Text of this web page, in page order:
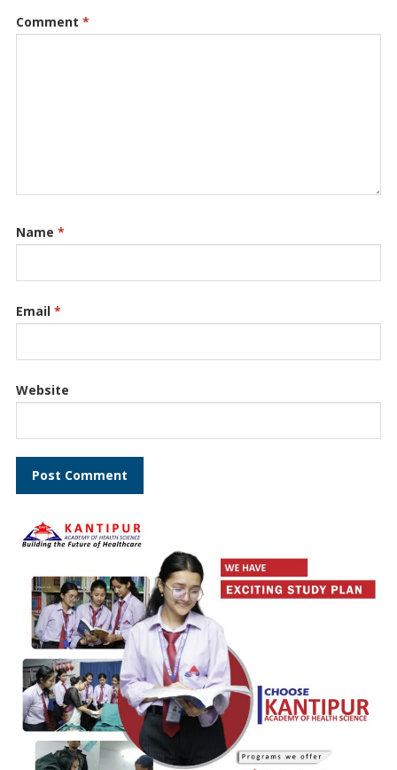
Comment *
Name *
Email *
Website